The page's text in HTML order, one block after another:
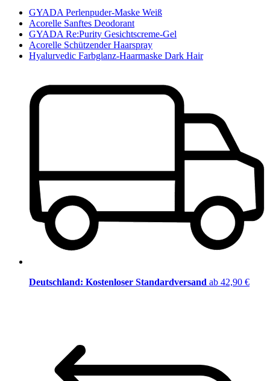
GYADA Perlenpuder-Maske Weiß
Acorelle Sanftes Deodorant
GYADA Re:Purity Gesichtscreme-Gel
Acorelle Schützender Haarspray
Hyalurvedic Farbglanz-Haarmaske Dark Hair
Deutschland: Kostenloser Standardversand ab 42,90 €